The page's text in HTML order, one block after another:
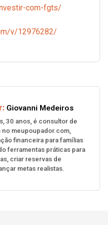
com-fgts/
v/12976282/
Giovanni Medeiros
30 anos, é consultor de
meupoupador.com,
financeira para famílias
ferramentas práticas para
criar reservas de
metas realistas.